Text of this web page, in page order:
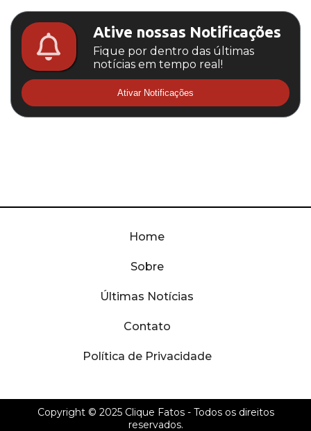
Ative nossas Notificações
Fique por dentro das últimas
notícias em tempo real!
Ativar Notificações
Home
Sobre
Últimas Notícias
Contato
Política de Privacidade
Copyright © 2025 Clique Fatos- Todos os direitos
reservados.